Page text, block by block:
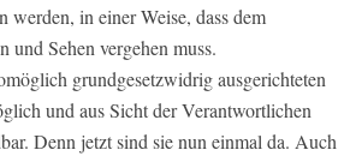
werden, in einer Weise, dass dem
Sehen vergehen muss.
grundgesetzwidrig ausgerichteten
und aus Sicht der Verantwortlichen
Denn jetzt sind sie nun einmal da. Auch